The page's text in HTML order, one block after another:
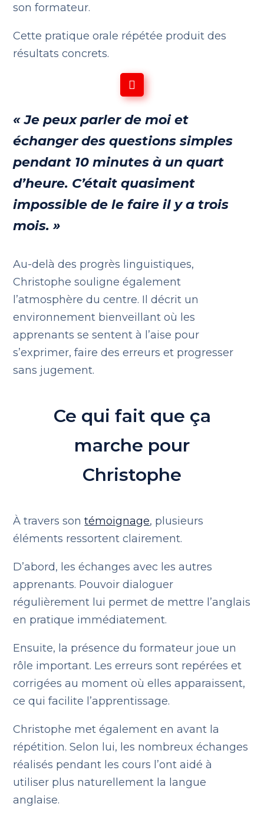
son formateur.
Cette pratique orale répétée produit des
résultats concrets.
« Je peux parler de moi et
échanger des questions simples
pendant 10 minutes à un quart
d’heure. C’était quasiment
impossible de le faire il y a trois
mois. »
Au-delà des progrès linguistiques,
Christophe souligne également
l’atmosphère du centre. Il décrit un
environnement bienveillant où les
apprenants se sentent à l’aise pour
s’exprimer, faire des erreurs et progresser
sans jugement.
Ce qui fait que ça
marche pour
Christophe
À travers sontémoignage, plusieurs
éléments ressortent clairement.
D’abord, les échanges avec les autres
apprenants. Pouvoir dialoguer
régulièrement lui permet de mettre l’anglais
en pratique immédiatement.
Ensuite, la présence du formateur joue un
rôle important. Les erreurs sont repérées et
corrigées au moment où elles apparaissent,
ce qui facilite l’apprentissage.
Christophe met également en avant la
répétition. Selon lui, les nombreux échanges
réalisés pendant les cours l’ont aidé à
utiliser plus naturellement la langue
anglaise.